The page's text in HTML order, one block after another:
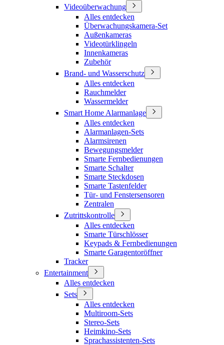
Videoüberwachung
Alles entdecken
Überwachungskamera-Set
Außenkameras
Videotürklingeln
Innenkameras
Zubehör
Brand- und Wasserschutz
Alles entdecken
Rauchmelder
Wassermelder
Smart Home Alarmanlage
Alles entdecken
Alarmanlagen-Sets
Alarmsirenen
Bewegungsmelder
Smarte Fernbedienungen
Smarte Schalter
Smarte Steckdosen
Smarte Tastenfelder
Tür- und Fenstersensoren
Zentralen
Zutrittskontrolle
Alles entdecken
Smarte Türschlösser
Keypads & Fernbedienungen
Smarte Garagentoröffner
Tracker
Entertainment
Alles entdecken
Sets
Alles entdecken
Multiroom-Sets
Stereo-Sets
Heimkino-Sets
Sprachassistenten-Sets